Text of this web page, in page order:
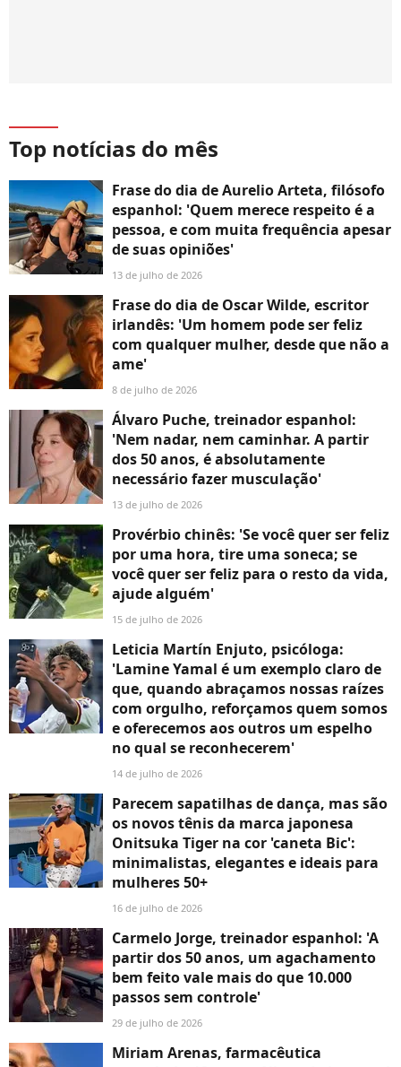
Top notícias do mês
Frase do dia de Aurelio Arteta, filósofo
espanhol: 'Quem merece respeito é a
pessoa, e com muita frequência apesar
de suas opiniões'
13 de julho de 2026
Frase do dia de Oscar Wilde, escritor
irlandês: 'Um homem pode ser feliz
com qualquer mulher, desde que não a
ame'
8 de julho de 2026
Álvaro Puche, treinador espanhol:
'Nem nadar, nem caminhar. A partir
dos 50 anos, é absolutamente
necessário fazer musculação'
13 de julho de 2026
Provérbio chinês: 'Se você quer ser feliz
por uma hora, tire uma soneca; se
você quer ser feliz para o resto da vida,
ajude alguém'
15 de julho de 2026
Leticia Martín Enjuto, psicóloga:
'Lamine Yamal é um exemplo claro de
que, quando abraçamos nossas raízes
com orgulho, reforçamos quem somos
e oferecemos aos outros um espelho
no qual se reconhecerem'
14 de julho de 2026
Parecem sapatilhas de dança, mas são
os novos tênis da marca japonesa
Onitsuka Tiger na cor 'caneta Bic':
minimalistas, elegantes e ideais para
mulheres 50+
16 de julho de 2026
Carmelo Jorge, treinador espanhol: 'A
partir dos 50 anos, um agachamento
bem feito vale mais do que 10.000
passos sem controle'
29 de julho de 2026
Miriam Arenas, farmacêutica